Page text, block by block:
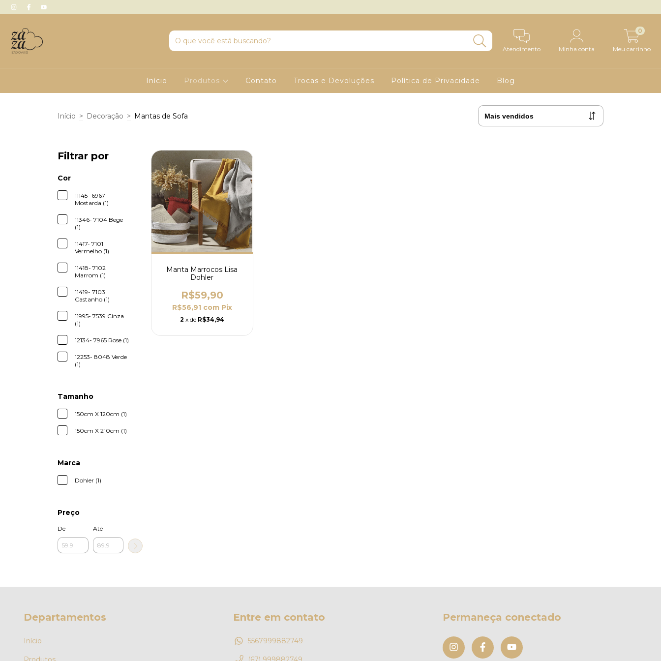
Atendimento Minha conta Meu carrinho
0
Início Produtos Contato Trocas e Devoluções Política de Privacidade Blog
Início > Decoração > Mantas de Sofa
Filtrar por
Cor
11145- 6967
Mostarda (1)
11346- 7104 Bege
(1)
11417- 7101
Vermelho (1)
11418- 7102
Marrom (1)
11419- 7103
Castanho (1)
11995- 7539 Cinza
(1)
12134- 7965 Rose (1)
12253- 8048 Verde
(1)
Tamanho
150cm X 120cm (1)
150cm X 210cm (1)
Marca
Dohler (1)
Preço
De Até
Manta Marrocos Lisa
Dohler
R$59,90
R$56,91 com Pix
2 x de R$34,94
Departamentos
Início
Entre em contato
5567999882749
Permaneça conectado